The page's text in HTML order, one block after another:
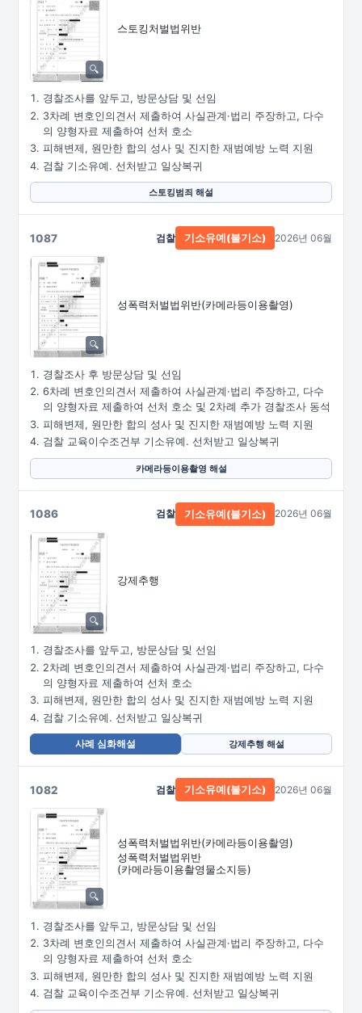
스토킹처벌법위반
경찰조사를 앞두고, 방문상담 및 선임
3차례 변호인의견서 제출하여 사실관계·법리 주장하고, 다수
의 양형자료 제출하여 선처 호소
피해변제, 원만한 합의 성사 및 진지한 재범예방 노력 지원
검찰 기소유예. 선처받고 일상복귀
스토킹범죄 해설
1087
성폭력처벌법위반(카메라등이용촬영)
검찰 기소유예(불기소) 2026년 06월
경찰조사 후 방문상담 및 선임
6차례 변호인의견서 제출하여 사실관계·법리 주장하고, 다수
의 양형자료 제출하여 선처 호소 및 2차례 추가 경찰조사 동석
피해변제, 원만한 합의 성사 및 진지한 재범예방 노력 지원
검찰 교육이수조건부 기소유예. 선처받고 일상복귀
카메라등이용촬영 해설
1086
강제추행
검찰 기소유예(불기소) 2026년 06월
경찰조사를 앞두고, 방문상담 및 선임
2차례 변호인의견서 제출하여 사실관계·법리 주장하고, 다수
의 양형자료 제출하여 선처 호소
피해변제, 원만한 합의 성사 및 진지한 재범예방 노력 지원
검찰 기소유예. 선처받고 일상복귀
사례 심화해설 강제추행 해설
1082
성폭력처벌법위반(카메라등이용촬영)
성폭력처벌법위반
(카메라등이용촬영물소지등)
검찰 기소유예(불기소) 2026년 06월
경찰조사를 앞두고, 방문상담 및 선임
3차례 변호인의견서 제출하여 사실관계·법리 주장하고, 다수
의 양형자료 제출하여 선처 호소
피해변제, 원만한 합의 성사 및 진지한 재범예방 노력 지원
검찰 교육이수조건부 기소유예. 선처받고 일상복귀